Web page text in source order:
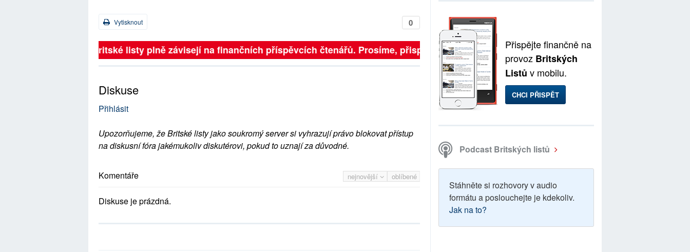
0
Vytisknout
Britské listy plně závisejí na finančních příspěvcích čtenářů. Prosíme, přispějte. ➥
Diskuse
Přihlásit
Upozorňujeme, že Britské listy jako soukromý server si vyhrazují právo blokovat přístup
na diskusní fóra jakémukoliv diskutérovi, pokud to uznají za důvodné.
nejnovější oblíbené
Komentáře
Diskuse je prázdná.
Přispějte finančně na
provoz Britských
Listů v mobilu.
CHCI PŘISPĚT
Podcast Britských listů
Stáhněte si rozhovory v audio
formátu a poslouchejte je kdekoliv.
Jak na to?